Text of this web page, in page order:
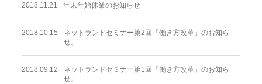
2018.11.21 年末年始休業のお知らせ
2018.10.15
ネットランドセミナー第2回「働き方改革」のお知ら
せ。
2018.09.12
ネットランドセミナー第1回「働き方改革」のお知ら
せ。